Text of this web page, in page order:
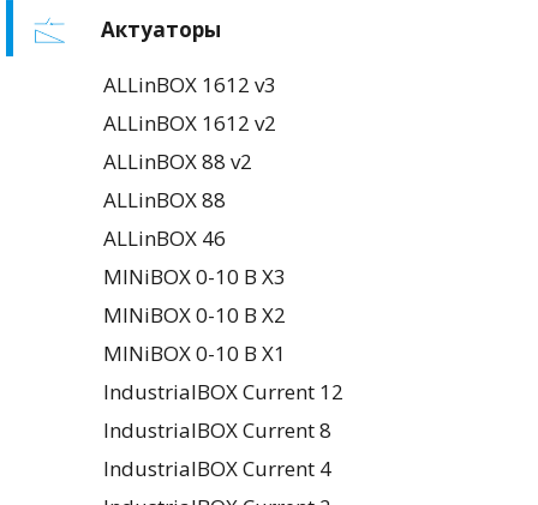
Актуаторы
ALLinBOX 1612 v3
ALLinBOX 1612 v2
ALLinBOX 88 v2
ALLinBOX 88
ALLinBOX 46
MINiBOX 0-10 В X3
MINiBOX 0-10 В X2
MINiBOX 0-10 В X1
IndustrialBOX Current 12
IndustrialBOX Current 8
IndustrialBOX Current 4